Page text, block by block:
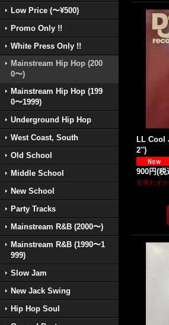
Low Price (〜¥500)
Promo Only !!
White Press Only !!
Mainstream Hip Hop (200
0〜)
Mainstream Hip Hop (199
0〜1999)
Underground Hip Hop
West Coast, South
Old School
Middle School
New School
Party Tracks
Mainstream R&B (2000〜)
Mainstream R&B (1990〜1
999)
Slow Jam
New Jack Swing
Hip Hop Soul
LL Cool
2'')
900円(税
在庫わずか